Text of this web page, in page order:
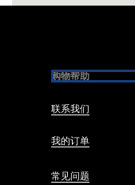
Footer
购物帮助
联系我们
我的订单
常见问题